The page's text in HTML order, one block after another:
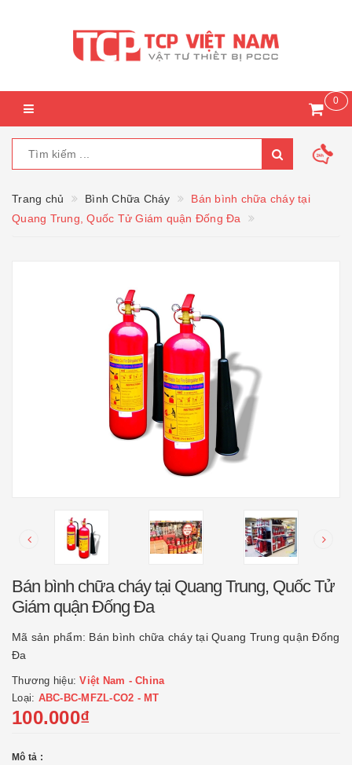
0
Trang chủ Bình Chữa Cháy
Bán bình chữa cháy tại
Quang Trung, Quốc Tử Giám quận Đống Đa
Bán bình chữa cháy tại Quang Trung, Quốc Tử
Giám quận Đống Đa
Mã sản phẩm: Bán bình chữa cháy tại Quang Trung quận Đống
Đa
Thương hiệu:Việt Nam - China
Loại: ABC-BC-MFZL-CO2 - MT
100.000₫
Mô tả :